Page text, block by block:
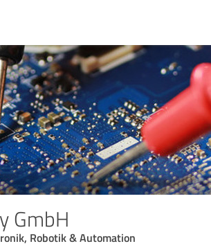
GmbH
Robotik & Automation